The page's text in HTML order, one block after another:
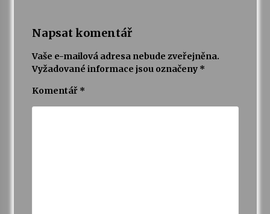
Napsat komentář
Vaše e-mailová adresa nebude zveřejněna.
Vyžadované informace jsou označeny *
Komentář *